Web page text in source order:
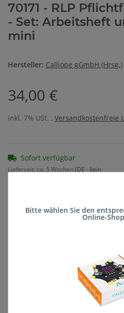
70171 - RLP
- Set: Arbeitsheft
mini
Hersteller: Calliope gGmbH (Hrsg.)
34,00 €
inkl. 7% USt. , Versandkostenfreie
Sofort verfügbar
Lieferzeit: ca. 5 Wochen(DE - kein
Bitte wählen Sie den
Online-